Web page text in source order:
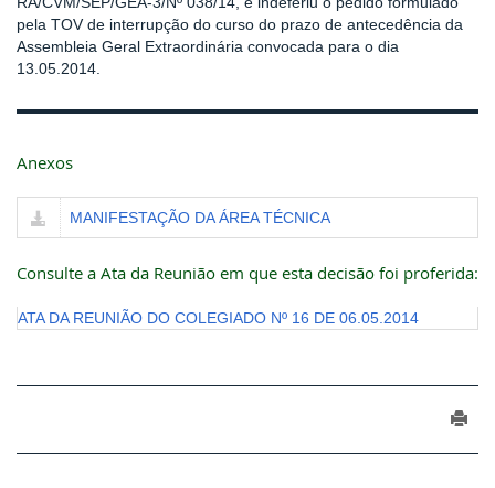
pela TOV de interrupção do curso do prazo de antecedência da
Assembleia Geral Extraordinária convocada para o dia
13.05.2014.
Anexos
MANIFESTAÇÃO DA ÁREA TÉCNICA
Consulte a Ata da Reunião em que esta decisão foi proferida:
ATA DA REUNIÃO DO COLEGIADO Nº 16 DE 06.05.2014